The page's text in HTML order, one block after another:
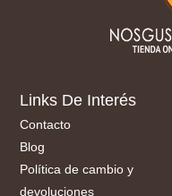
Links De Interés
Contacto
Blog
Política de cambio y
devoluciones